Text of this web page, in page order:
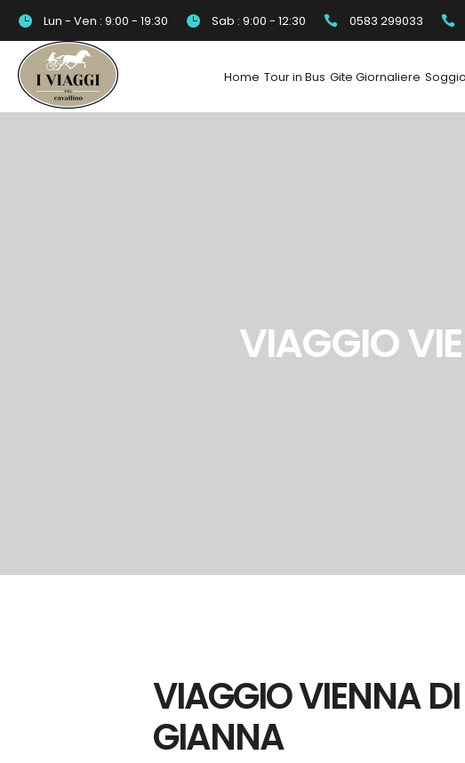
Lun - Ven : 9:00 - 19:30 Sab : 9:00 - 12:30 0583 299033
Home Tour in Bus Gite Giornaliere
VIAGGIO
VIAGGIO VIENNA
GIANNA